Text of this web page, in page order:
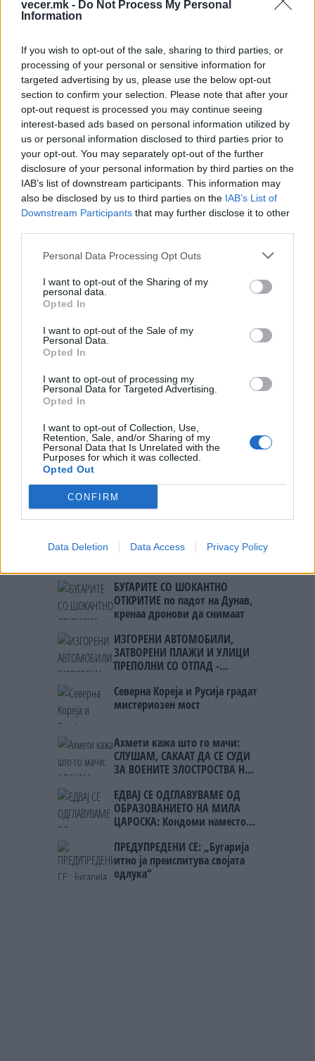
vecer.mk - Do Not Process My Personal
Information
If you wish to opt-out of the sale, sharing to third parties, or
processing of your personal or sensitive information for
targeted advertising by us, please use the below opt-out
section to confirm your selection. Please note that after your
opt-out request is processed you may continue seeing
interest-based ads based on personal information utilized by
us or personal information disclosed to third parties prior to
your opt-out. You may separately opt-out of the further
disclosure of your personal information by third parties on the
IAB’s list of downstream participants. This information may
also be disclosed by us to third parties on the IAB’s List of
Downstream Participants that may further disclose it to other
Personal Data Processing Opt Outs
I want to opt-out of the Sharing of my
personal data.
Opted In
I want to opt-out of the Sale of my
Personal Data.
Opted In
I want to opt-out of processing my
Personal Data for Targeted Advertising.
Opted In
I want to opt-out of Collection, Use,
Retention, Sale, and/or Sharing of my
Personal Data that Is Unrelated with the
Purposes for which it was collected.
Opted Out
CONFIRM
Data Deletion Data Access Privacy Policy
цивилни жртви. Погоден е автобус во местото
Јанакиево кој се движел кон Крим на редовна
авотобуска линија Москва-Симферопол.
Руските власти соопштија дека има најмалку 11
загинати о повеќе од 20 значително повредени.
© Vecer.mk, правата за текстот се на редакцијата
Протест на Мајорка против
масовниот туризам
НАЈЧИТАНИ ВО ПОСЛЕДНИ 7 ДЕНА
СЕ СПРЕМА МЕТЕОРОЛОШКИ
ХАОС ЗА ЗИМАТА 2026/2027
УЛЦИЊ Е АЛБАНСКИ, ЌЕ ГО
ОСЛОБОДИМЕ- Скандалозна
објава на вицепремиерот на
ТЕМПЕРАТУРАТА ВО СРЕДА ЌЕ
БИДЕ ЗА НА ЛЕКАР, а потоа...
МАКЕДОНЦИТЕ ВО СРБИЈА:
НАЦИОНАЛЕН СОЈУЗ
БУГАРИТЕ СО ШОКАНТНО
ОТКРИТИЕ по падот на Дунав,
кренаа дронови да снимаат
ИЗГОРЕНИ АВТОМОБИЛИ,
ЗАТВОРЕНИ ПЛАЖИ И УЛИЦИ
ПРЕПОЛНИ СО ОТПАД -
мигрантскиот бран кон Сеута
Северна Кореја и Русија градат
мистериозен мост
Ахмети кажа што го мачи:
СЛУШАМ, САКААТ ДА СЕ СУДИ
ЗА ВОЕНИТЕ ЗЛОСТРОСТВА НА
ЕДВАЈ СЕ ОДГЛАВУВАМЕ ОД
ОБРАЗОВАНИЕТО НА МИЛА
ЦАРОСКА: Кондоми наместо
ПРЕДУПРЕДЕНИ СЕ: „Бугарија
итно ја преиспитува својата
одлука“